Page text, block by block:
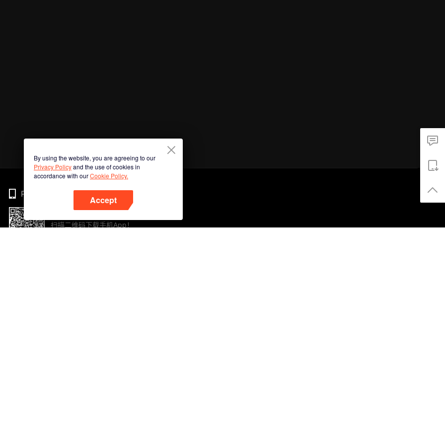
By using the website, you are agreeing to our
Privacy Policyand the use of cookies in
accordance with ourCookie Policy.
Accept
Phone
扫描二维码下载手机App！